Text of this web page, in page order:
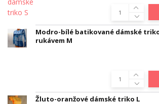
Modro-bílé batikované dámské
rukávem M
Žluto-oranžové dámské triko L